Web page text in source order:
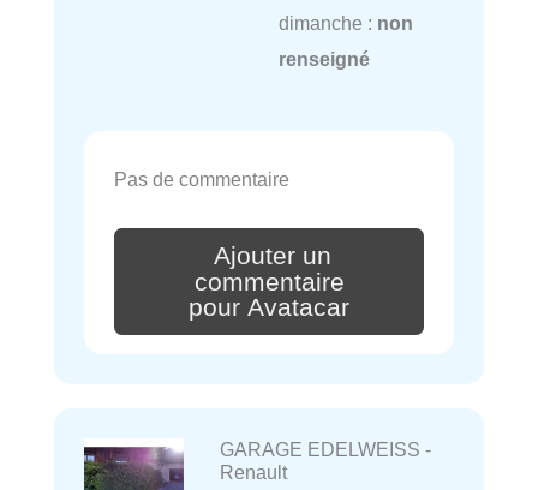
dimanche : non
renseigné
Pas de commentaire
Ajouter un
commentaire
pour Avatacar
GARAGE EDELWEISS -
Renault